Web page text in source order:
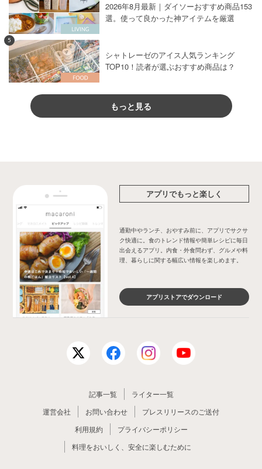
2026年8月最新｜ダイソーおすすめ商品153
選。使って良かった神アイテムを厳選
5
シャトレーゼのアイス人気ランキング
TOP10！読者が選ぶおすすめ商品は？
もっと見る
アプリでもっと楽しく
通勤中やランチ、おやすみ前に、アプリでサクサ
ク快適に。食のトレンド情報や簡単レシピに毎日
出会えるアプリ。内食・外食問わず、グルメや料
理、暮らしに関する幅広い情報を楽しめます。
アプリストアでダウンロード
記事一覧
ライター一覧
運営会社
お問い合わせ
プレスリリースのご送付
利用規約
プライバシーポリシー
料理をおいしく、安全に楽しむために